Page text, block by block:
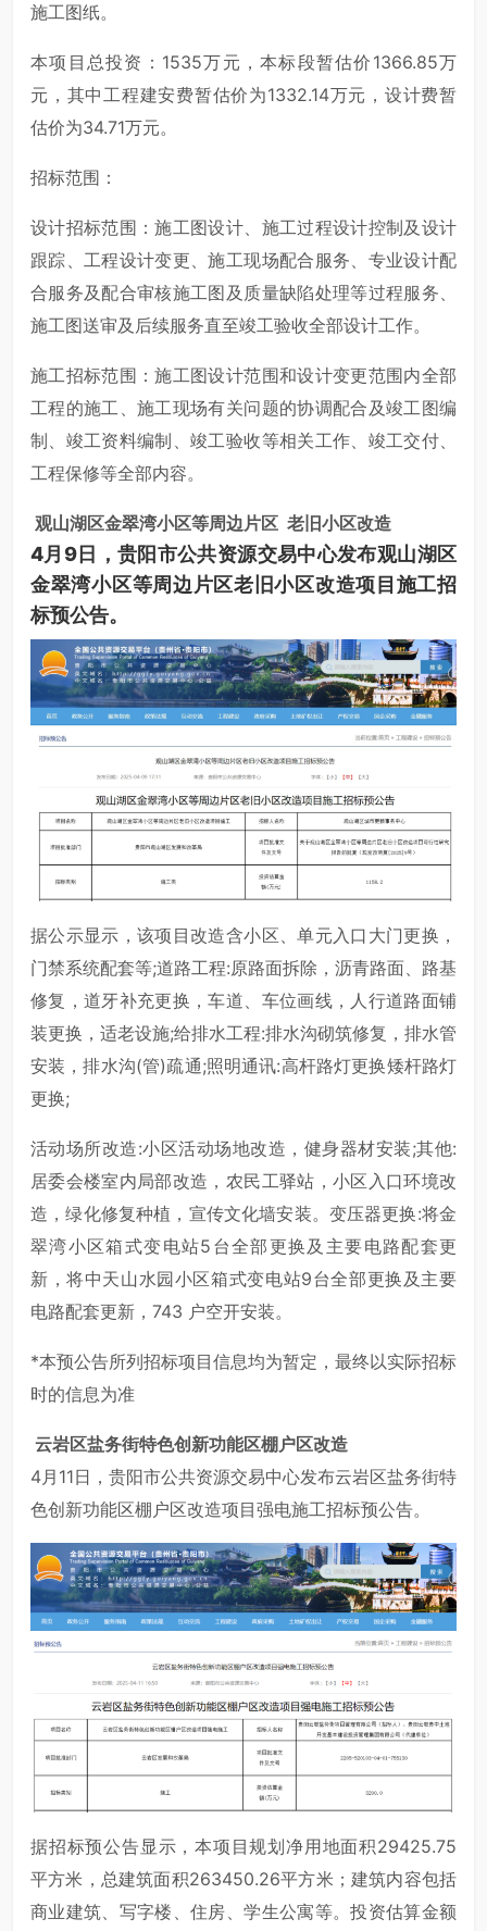
施工图纸。
本项目总投资：1535万元，本标段暂估价1366.85万
元，其中工程建安费暂估价为1332.14万元，设计费暂
估价为34.71万元。
招标范围：
设计招标范围：施工图设计、施工过程设计控制及设计
跟踪、工程设计变更、施工现场配合服务、专业设计配
合服务及配合审核施工图及质量缺陷处理等过程服务、
施工图送审及后续服务直至竣工验收全部设计工作。
施工招标范围：施工图设计范围和设计变更范围内全部
工程的施工、施工现场有关问题的协调配合及竣工图编
制、竣工资料编制、竣工验收等相关工作、竣工交付、
工程保修等全部内容。
观山湖区金翠湾小区等周边片区 老旧小区改造
4月9日，贵阳市公共资源交易中心发布观山湖区
金翠湾小区等周边片区老旧小区改造项目施工招
标预公告。
据公示显示，该项目改造含小区、单元入口大门更换，
门禁系统配套等;道路工程:原路面拆除，沥青路面、路基
修复，道牙补充更换，车道、车位画线，人行道路面铺
装更换，适老设施;给排水工程:排水沟砌筑修复，排水管
安装，排水沟(管)疏通;照明通讯:高杆路灯更换矮杆路灯
更换;
活动场所改造:小区活动场地改造，健身器材安装;其他:
居委会楼室内局部改造，农民工驿站，小区入口环境改
造，绿化修复种植，宣传文化墙安装。变压器更换:将金
翠湾小区箱式变电站5台全部更换及主要电路配套更
新，将中天山水园小区箱式变电站9台全部更换及主要
电路配套更新，743 户空开安装。
*本预公告所列招标项目信息均为暂定，最终以实际招标
时的信息为准
云岩区盐务街特色创新功能区棚户区改造
4月11日，贵阳市公共资源交易中心发布云岩区盐务街特
色创新功能区棚户区改造项目强电施工招标预公告。
据招标预公告显示，本项目规划净用地面积29425.75
平方米，总建筑面积263450.26平方米；建筑内容包括
商业建筑、写字楼、住房、学生公寓等。投资估算金额